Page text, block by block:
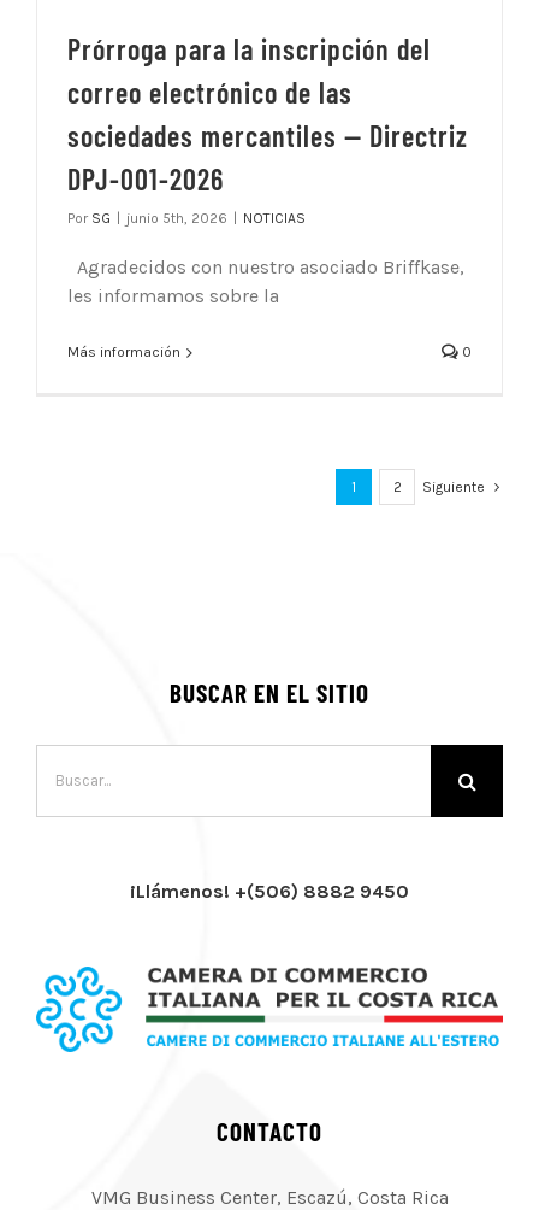
Prórroga para la inscripción del
correo electrónico de las
sociedades mercantiles — Directriz
DPJ-001-2026
Por SG | junio 5th, 2026 | NOTICIAS
Agradecidos con nuestro asociado Briffkase,
les informamos sobre la
Más información 0
1 2 Siguiente
BUSCAR EN EL SITIO
¡Llámenos! +(506) 8882 9450
CONTACTO
VMG Business Center, Escazú, Costa Rica